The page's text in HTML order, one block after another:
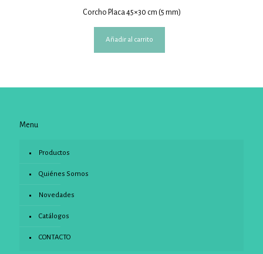
Corcho Placa 45×30 cm (5 mm)
Añadir al carrito
Menu
Productos
Quiénes Somos
Novedades
Catálogos
CONTACTO